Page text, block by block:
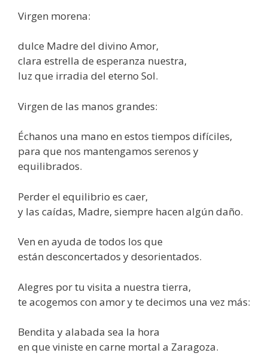
Virgen morena:
dulce Madre del divino Amor,
clara estrella de esperanza nuestra,
luz que irradia del eterno Sol.
Virgen de las manos grandes:
Échanos una mano en estos tiempos difíciles,
para que nos mantengamos serenos y
equilibrados.
Perder el equilibrio es caer,
y las caídas, Madre, siempre hacen algún daño.
Ven en ayuda de todos los que
están desconcertados y desorientados.
Alegres por tu visita a nuestra tierra,
te acogemos con amor y te decimos una vez más:
Bendita y alabada sea la hora
en que viniste en carne mortal a Zaragoza.